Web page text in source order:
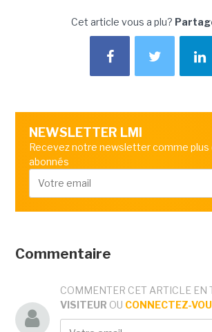
Cet article vous a plu?
NEWSLETTER LMI
Recevez notre newsletter comme
abonnés
Commentaire
COMMENTER CET ARTICLE EN
VISITEUR OU CONNECTEZ-